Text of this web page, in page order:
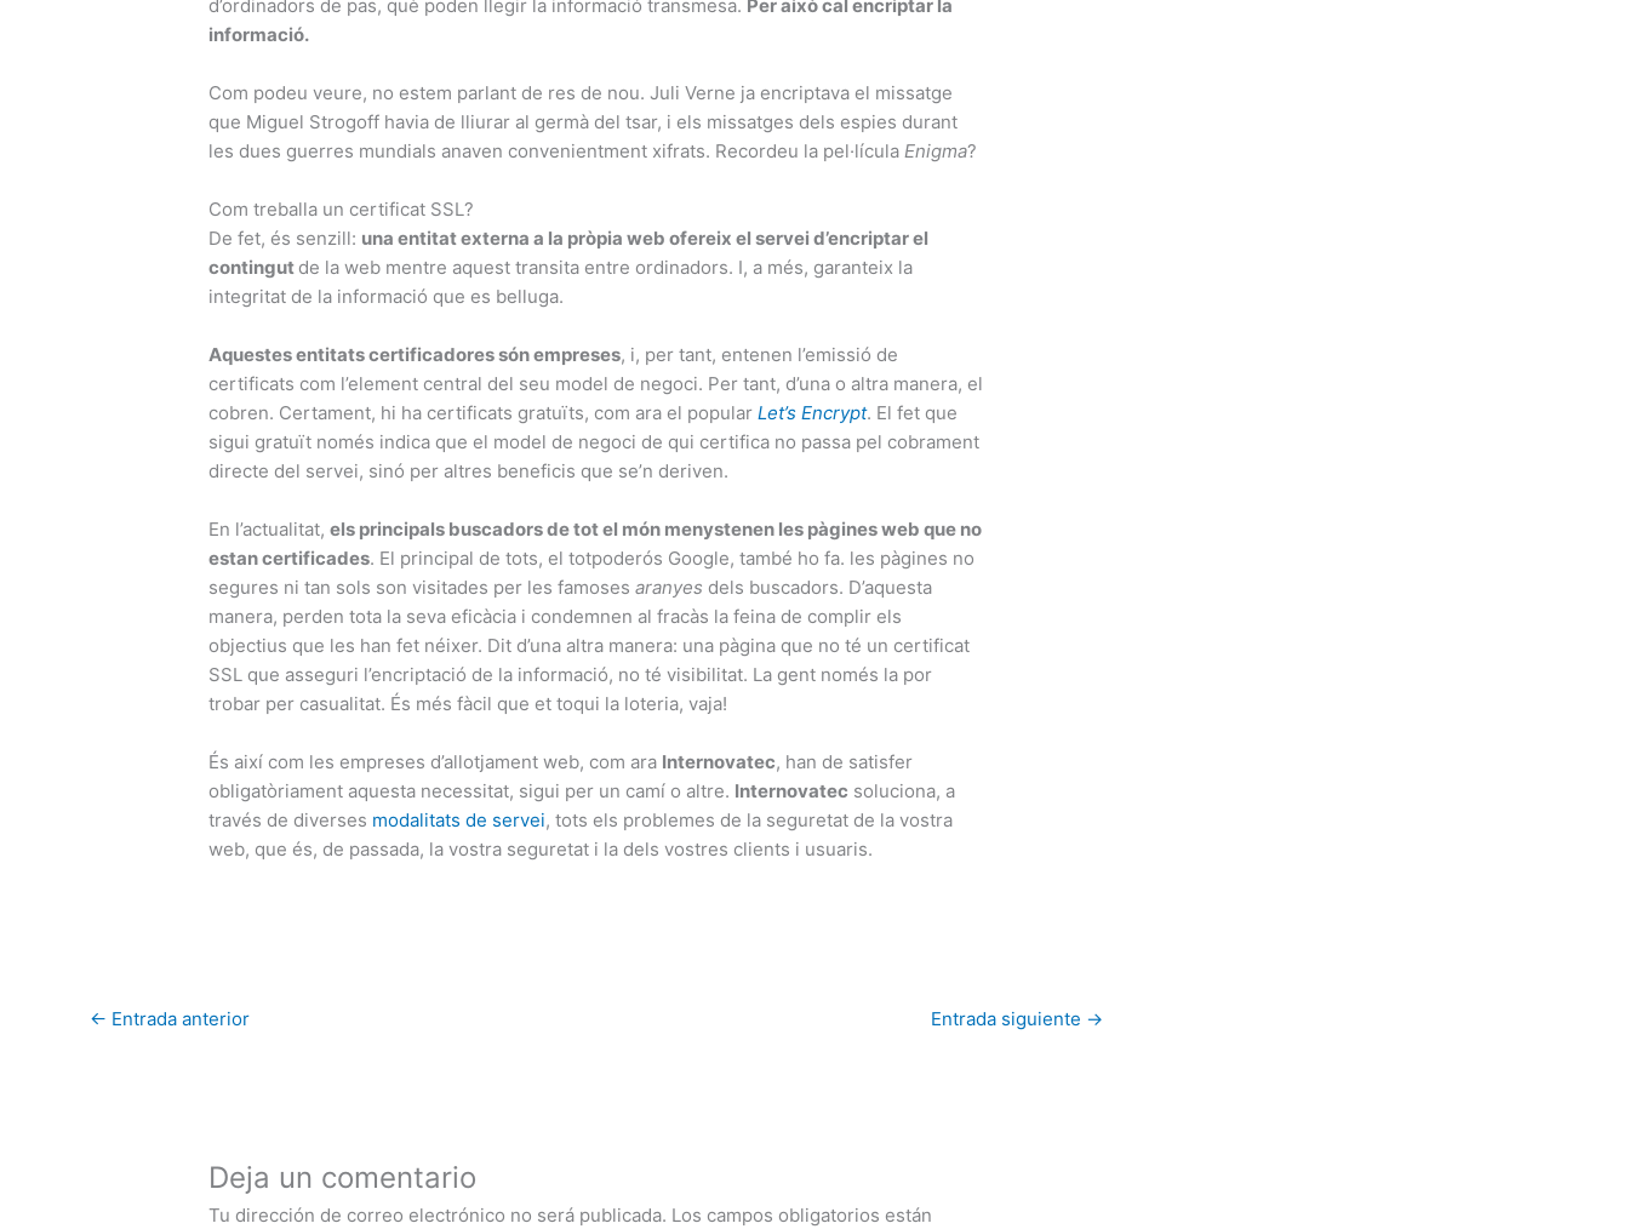
d’ordinadors de pas, què poden llegir la informació transmesa. Per això cal encriptar la
informació.
Com podeu veure, no estem parlant de res de nou. Juli Verne ja encriptava el missatge
que Miguel Strogoff havia de lliurar al germà del tsar, i els missatges dels espies durant
les dues guerres mundials anaven convenientment xifrats. Recordeu la pel·lículaEnigma?
Com treballa un certificat SSL?
De fet, és senzill: una entitat externa a la pròpia web ofereix el servei d’encriptar el
contingut de la web mentre aquest transita entre ordinadors. I, a més, garanteix la
integritat de la informació que es belluga.
Aquestes entitats certificadores són empreses, i, per tant, entenen l’emissió de
certificats com l’element central del seu model de negoci. Per tant, d’una o altra manera, el
cobren. Certament, hi ha certificats gratuïts, com ara el popularLet’s Encrypt. El fet que
sigui gratuït només indica que el model de negoci de qui certifica no passa pel cobrament
directe del servei, sinó per altres beneficis que se’n deriven.
En l’actualitat,els principals buscadors de tot el món menystenen les pàgines web que no
estan certificades. El principal de tots, el totpoderós Google, també ho fa. les pàgines no
segures ni tan sols son visitades per les famosesaranyes dels buscadors. D’aquesta
manera, perden tota la seva eficàcia i condemnen al fracàs la feina de complir els
objectius que les han fet néixer. Dit d’una altra manera: una pàgina que no té un certificat
SSL que asseguri l’encriptació de la informació, no té visibilitat. La gent només la por
trobar per casualitat. És més fàcil que et toqui la loteria, vaja!
És així com les empreses d’allotjament web, com ara Internovatec, han de satisfer
obligatòriament aquesta necessitat, sigui per un camí o altre. Internovatec soluciona, a
través de diverses modalitats de servei, tots els problemes de la seguretat de la vostra
web, que és, de passada, la vostra seguretat i la dels vostres clients i usuaris.
← Entrada anterior Entrada siguiente →
Deja un comentario
Tu dirección de correo electrónico no será publicada. Los campos obligatorios están